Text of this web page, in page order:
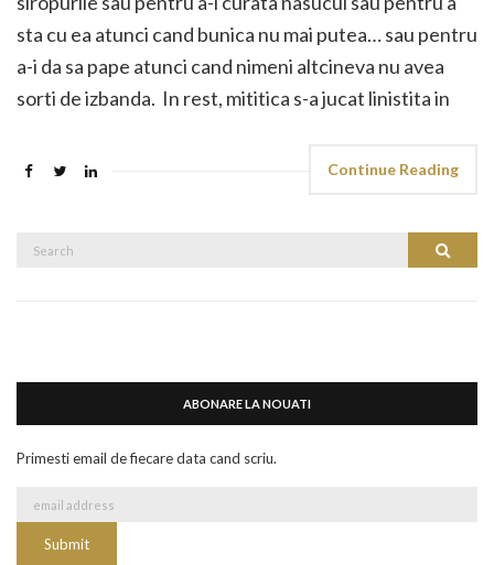
sta cu ea atunci cand bunica nu mai putea… sau pentru
a-i da sa pape atunci cand nimeni altcineva nu avea
sorti de izbanda. In rest, mititica s-a jucat linistita in
Continue Reading
Search
ABONARE LA NOUATI
Primesti email de fiecare data cand scriu.